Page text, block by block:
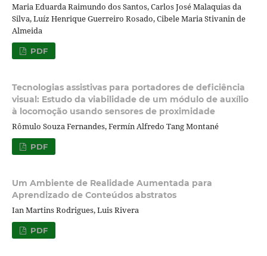
Maria Eduarda Raimundo dos Santos, Carlos José Malaquias da
Silva, Luíz Henrique Guerreiro Rosado, Cibele Maria Stivanin de
Almeida
PDF
Tecnologias assistivas para portadores de deficiência
visual: Estudo da viabilidade de um módulo de auxílio
à locomoção usando sensores de proximidade
Rômulo Souza Fernandes, Fermín Alfredo Tang Montané
PDF
Um Ambiente de Realidade Aumentada para
Aprendizado de Conteúdos abstratos
Ian Martins Rodrigues, Luis Rivera
PDF